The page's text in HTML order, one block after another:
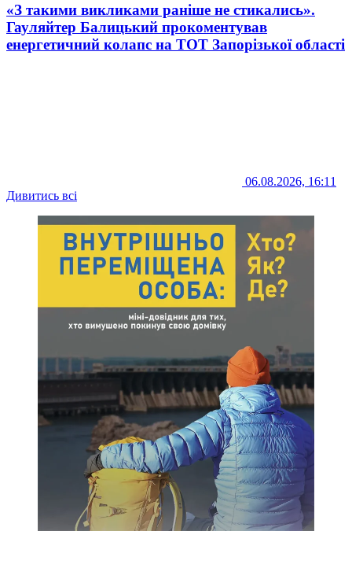
«З такими викликами раніше не стикались».
Гауляйтер Балицький прокоментував
енергетичний колапс на ТОТ Запорізької області
06.08.2026, 16:11
Дивитись всі